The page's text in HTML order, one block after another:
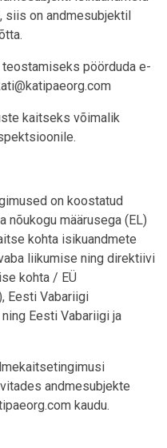
siis on andmesubjektil
pöörduda e-
kaitseks võimalik
on koostatud
nõukogu määrusega (EL)
kohta isikuandmete
liikumise ning direktiivi
kohta / EÜ
Eesti Vabariigi
Eesti Vabariigi ja
andmesubjekte
kaudu.